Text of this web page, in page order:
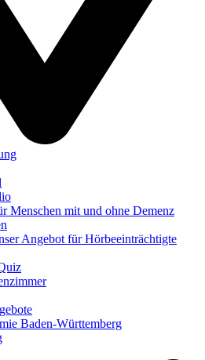
Menschen mit und ohne Demenz
Angebot für Hörbeeinträchtigte
Baden-Württemberg